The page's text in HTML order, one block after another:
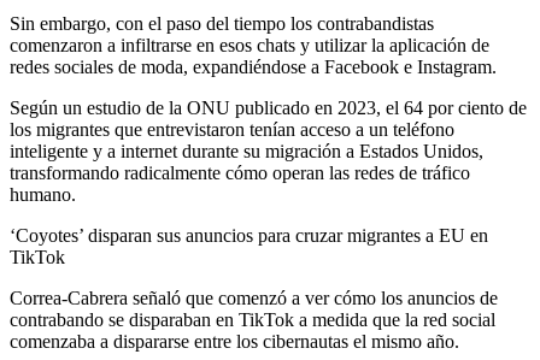
Sin embargo, con el paso del tiempo los contrabandistas
comenzaron a infiltrarse en esos chats y utilizar la aplicación de
redes sociales de moda, expandiéndose a Facebook e Instagram.
Según un estudio de la ONU publicado en 2023, el 64 por ciento de
los migrantes que entrevistaron tenían acceso a un teléfono
inteligente y a internet durante su migración a Estados Unidos,
transformando radicalmente cómo operan las redes de tráfico
humano.
‘Coyotes’ disparan sus anuncios para cruzar migrantes a EU en
TikTok
Correa-Cabrera señaló que comenzó a ver cómo los anuncios de
contrabando se disparaban en TikTok a medida que la red social
comenzaba a dispararse entre los cibernautas el mismo año.